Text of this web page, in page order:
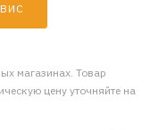
магазинах. Товар
цену уточняйте на